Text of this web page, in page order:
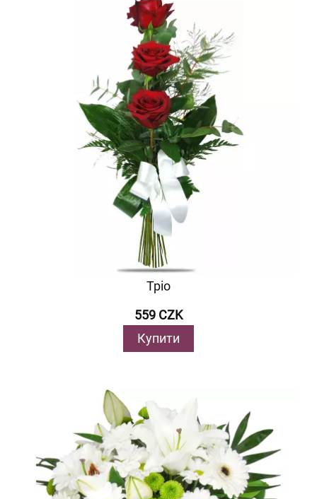
Тріо
559 CZK
Купити